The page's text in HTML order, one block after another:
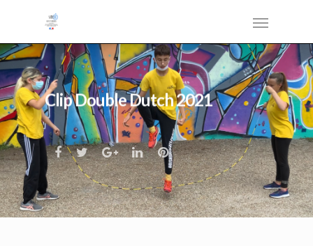
Clip Double Dutch 2021